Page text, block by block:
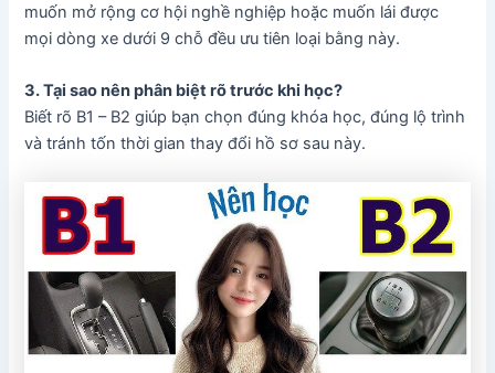
muốn mở rộng cơ hội nghề nghiệp hoặc muốn lái được
mọi dòng xe dưới 9 chỗ đều ưu tiên loại bằng này.
3. Tại sao nên phân biệt rõ trước khi học?
Biết rõ B1 – B2 giúp bạn chọn đúng khóa học, đúng lộ trình
và tránh tốn thời gian thay đổi hồ sơ sau này.